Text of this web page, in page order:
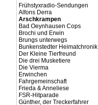
Frühstyxradio-Sendungen
Alfons Derra
Arschkrampen
Bad Oeynhausen Cops
Brochi und Erwin
Brungs unterwegs
Bunkenstedter Heimatchronik
Der Kleine Tierfreund
Die drei Musketiere
Die Vierma
Erwinchen
Fahrgemeinschaft
Frieda & Anneliese
FSR-Hitparade
Günther, der Treckerfahrer